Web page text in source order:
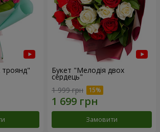
троянд" Букет "Мелодія двох
сердець"
1 999 грн
Замовити